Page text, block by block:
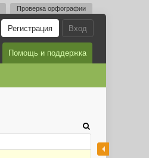
Проверка орфографии
Вход
Регистрация
Помощь и поддержка